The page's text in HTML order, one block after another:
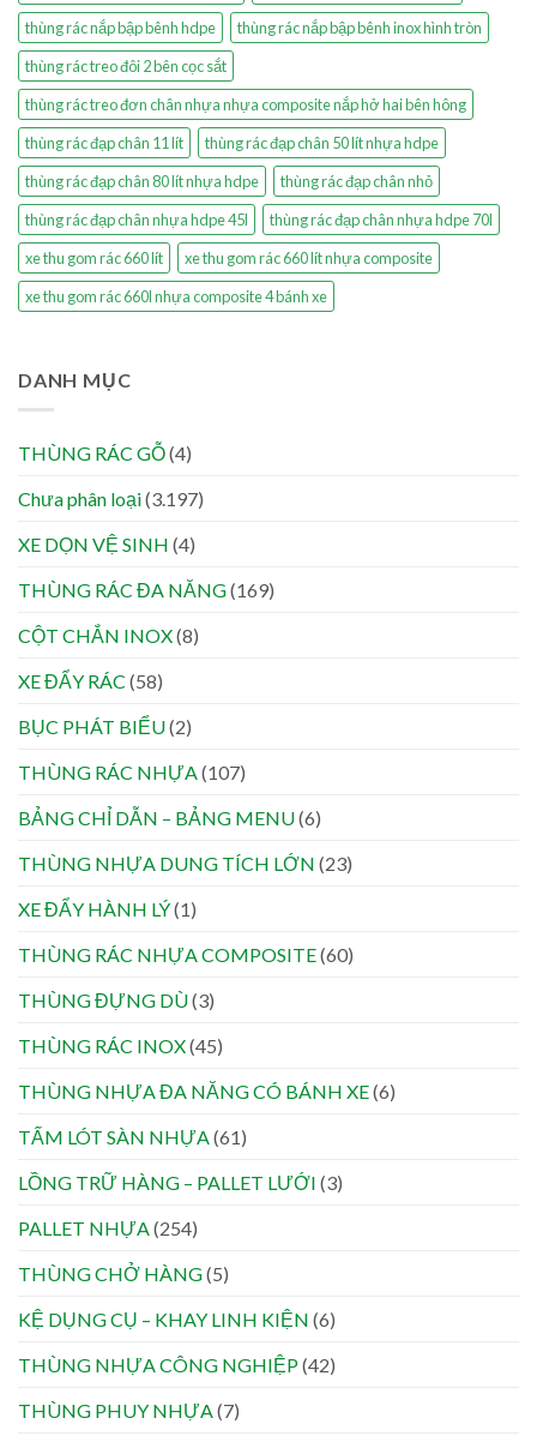
thùng rác nắp bập bênh hdpe
thùng rác nắp bập bênh inox hình tròn
thùng rác treo đôi 2 bên cọc sắt
thùng rác treo đơn chân nhựa nhựa composite nắp hở hai bên hông
thùng rác đạp chân 11 lít
thùng rác đạp chân 50 lít nhựa hdpe
thùng rác đạp chân 80 lít nhựa hdpe
thùng rác đạp chân nhỏ
thùng rác đạp chân nhựa hdpe 45l
thùng rác đạp chân nhựa hdpe 70l
xe thu gom rác 660 lít
xe thu gom rác 660 lít nhựa composite
xe thu gom rác 660l nhựa composite 4 bánh xe
DANH MỤC
THÙNG RÁC GỖ(4)
Chưa phân loại(3.197)
XE DỌN VỆ SINH (4)
THÙNG RÁC ĐA NĂNG(169)
CỘT CHẮN INOX(8)
XE ĐẨY RÁC (58)
BỤC PHÁT BIỂU(2)
THÙNG RÁC NHỰA (107)
BẢNG CHỈ DẪN – BẢNG MENU(6)
THÙNG NHỰA DUNG TÍCH LỚN (23)
XE ĐẨY HÀNH LÝ(1)
THÙNG RÁC NHỰA COMPOSITE(60)
THÙNG ĐỰNG DÙ(3)
THÙNG RÁC INOX(45)
THÙNG NHỰA ĐA NĂNG CÓ BÁNH XE(6)
TẤM LÓT SÀN NHỰA (61)
LỒNG TRỮ HÀNG – PALLET LƯỚI (3)
PALLET NHỰA (254)
THÙNG CHỞ HÀNG(5)
KỆ DỤNG CỤ – KHAY LINH KIỆN (6)
THÙNG NHỰA CÔNG NGHIỆP(42)
THÙNG PHUY NHỰA (7)